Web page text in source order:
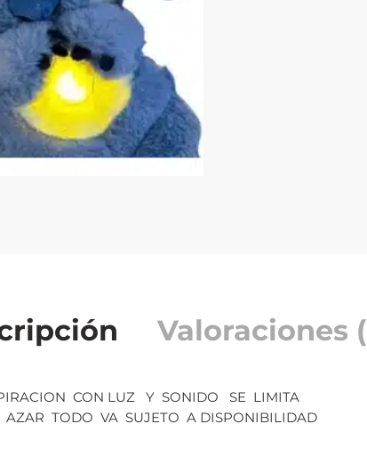
Valoraciones
CON LUZ Y SONIDO SE LIMITA
TODO VA SUJETO A DISPONIBILIDAD